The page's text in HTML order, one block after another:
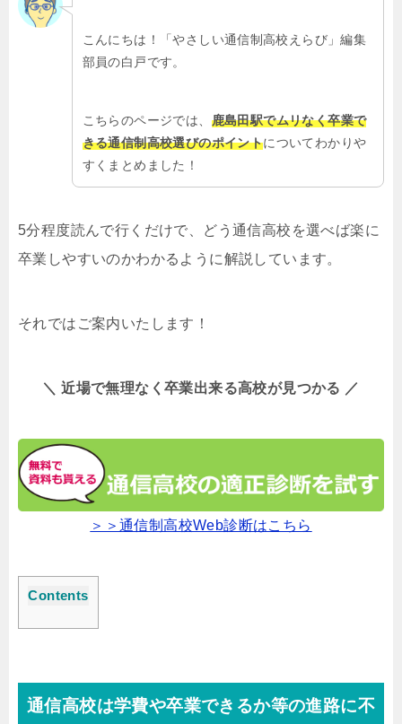
こんにちは！「やさしい通信制高校えらび」編集
部員の白戸です。
こちらのページでは、 鹿島田駅でムリなく卒業で
きる通信制高校選びのポイントについてわかりや
すくまとめました！
5分程度読んで行くだけで、どう通信高校を選べば楽に
卒業しやすいのかわかるように解説しています。
それではご案内いたします！
＼ 近場で無理なく卒業出来る高校が見つかる ／
＞＞通信制高校Web診断はこちら
Contents
通信高校は学費や卒業できるか等の進路に不